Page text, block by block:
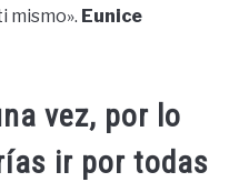
mismo». Eunice
vez, por lo
ir por todas